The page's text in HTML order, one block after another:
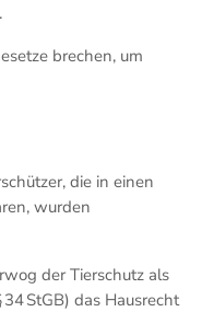
brechen, um
die in einen
wurden
der Tierschutz als
StGB) das Hausrecht